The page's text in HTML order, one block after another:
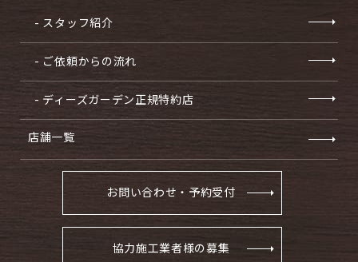
- スタッフ紹介
- ご依頼からの流れ
- ディーズガーデン正規特約店
店舗一覧
お問い合わせ・予約受付
協力施工業者様の募集